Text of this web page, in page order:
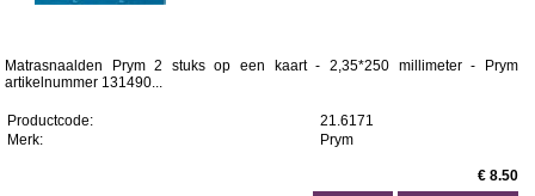
Matrasnaalden Prym 2 stuks op een kaart - 2,35*250 millimeter - Prym
artikelnummer 131490...
Productcode:
21.6171
Merk:
Prym
€ 8.50